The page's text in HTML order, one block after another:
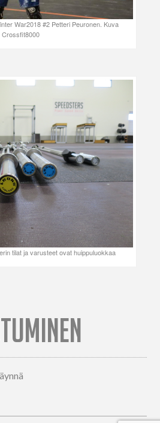
War2018 #2 Petteri Peuronen. Kuva
Crossfit8000
tilat ja varusteet ovat huippuluokkaa